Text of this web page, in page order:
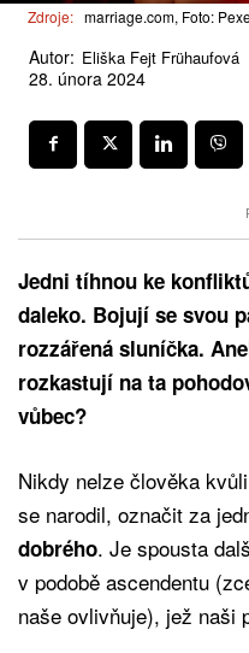
Zdroje: marriage.com, Foto:
Autor: Eliška Fejt Frühaufová
28. února 2024
Jedni tíhnou ke
daleko. Bojují se svou
rozzářená sluníčka.
rozkastují na ta
vůbec?
Nikdy nelze člověka
se narodil, označit za
dobrého. Je spousta
v podobě ascendentu
naše ovlivňuje), jež naši